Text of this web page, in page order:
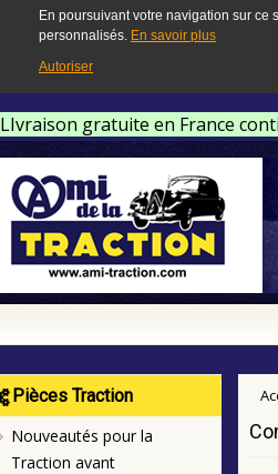
En poursuivant votre navigation sur ce
personnalisés. En savoir plus
Autoriser
LIvraison gratuite en France
Pièces Traction
Nouveautés pour la
Traction avant